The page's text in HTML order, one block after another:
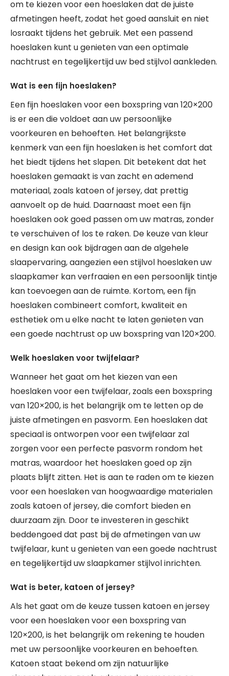
om te kiezen voor een hoeslaken dat de juiste
afmetingen heeft, zodat het goed aansluit en niet
losraakt tijdens het gebruik. Met een passend
hoeslaken kunt u genieten van een optimale
nachtrust en tegelijkertijd uw bed stijlvol aankleden.
Wat is een fijn hoeslaken?
Een fijn hoeslaken voor een boxspring van 120×200
is er een die voldoet aan uw persoonlijke
voorkeuren en behoeften. Het belangrijkste
kenmerk van een fijn hoeslaken is het comfort dat
het biedt tijdens het slapen. Dit betekent dat het
hoeslaken gemaakt is van zacht en ademend
materiaal, zoals katoen of jersey, dat prettig
aanvoelt op de huid. Daarnaast moet een fijn
hoeslaken ook goed passen om uw matras, zonder
te verschuiven of los te raken. De keuze van kleur
en design kan ook bijdragen aan de algehele
slaapervaring, aangezien een stijlvol hoeslaken uw
slaapkamer kan verfraaien en een persoonlijk tintje
kan toevoegen aan de ruimte. Kortom, een fijn
hoeslaken combineert comfort, kwaliteit en
esthetiek om u elke nacht te laten genieten van
een goede nachtrust op uw boxspring van 120×200.
Welk hoeslaken voor twijfelaar?
Wanneer het gaat om het kiezen van een
hoeslaken voor een twijfelaar, zoals een boxspring
van 120×200, is het belangrijk om te letten op de
juiste afmetingen en pasvorm. Een hoeslaken dat
speciaal is ontworpen voor een twijfelaar zal
zorgen voor een perfecte pasvorm rondom het
matras, waardoor het hoeslaken goed op zijn
plaats blijft zitten. Het is aan te raden om te kiezen
voor een hoeslaken van hoogwaardige materialen
zoals katoen of jersey, die comfort bieden en
duurzaam zijn. Door te investeren in geschikt
beddengoed dat past bij de afmetingen van uw
twijfelaar, kunt u genieten van een goede nachtrust
en tegelijkertijd uw slaapkamer stijlvol inrichten.
Wat is beter, katoen of jersey?
Als het gaat om de keuze tussen katoen en jersey
voor een hoeslaken voor een boxspring van
120×200, is het belangrijk om rekening te houden
met uw persoonlijke voorkeuren en behoeften.
Katoen staat bekend om zijn natuurlijke